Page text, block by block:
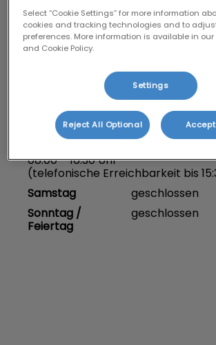
Dienstag
08:00 – 18:00 Uhr
(telefonische Erreichbarkeit bis
Mittwoch
08:00 – 18:00 Uhr
(telefonische Erreichbarkeit bis
08:00 – 18:00 Uhr
(telefonische Erreichbarkeit bis
08:00 – 16:30 Uhr
(telefonische Erreichbarkeit bis
Samstag
geschlossen
Sonntag /
Feiertag
geschlossen
Select “Cookie Settings” for more information
cookies and tracking technologies and to
preferences. More information is available in our
and Cookie Policy.
Settings
Reject All Optional